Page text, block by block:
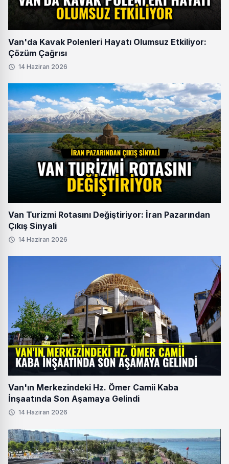
Van'da Kavak Polenleri Hayatı Olumsuz Etkiliyor:
Çözüm Çağrısı
14 Haziran 2026
Van Turizmi Rotasını Değiştiriyor: İran Pazarından
Çıkış Sinyali
14 Haziran 2026
Van'ın Merkezindeki Hz. Ömer Camii Kaba
İnşaatında Son Aşamaya Gelindi
14 Haziran 2026